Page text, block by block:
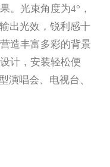
。光束角度为4°，
出光效，锐利感十
造丰富多彩的背景
计，安装轻松便
演唱会、电视台、